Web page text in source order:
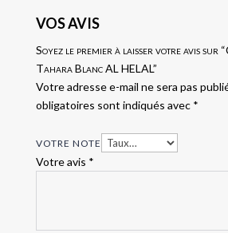
VOS AVIS
Soyez le premier à laisser votre avis sur
Tahara Blanc AL HELAL”
Votre adresse e-mail ne sera pas
obligatoires sont indiqués avec *
VOTRE NOTE
Votre avis *